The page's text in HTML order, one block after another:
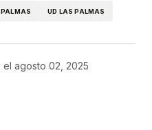
UD LAS PALMAS
el agosto 02, 2025